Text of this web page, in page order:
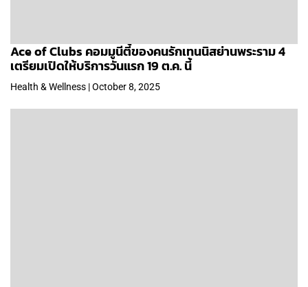
Ace of Clubs คอมมูนีตี้ของคนรักเทนนิสย่านพระราม 4
เตรียมเปิดให้บริการวันแรก 19 ต.ค. นี้
Health & Wellness | October 8, 2025